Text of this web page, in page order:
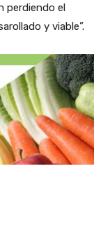
perdiendo el
y viable”.